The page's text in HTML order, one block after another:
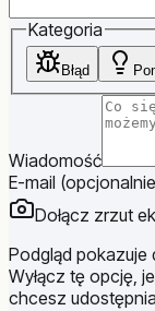
Kategoria
Błąd
Wiadomość
E-mail
Dołącz zrzut
Podgląd pokazuje
Wyłącz tę opcję,
chcesz